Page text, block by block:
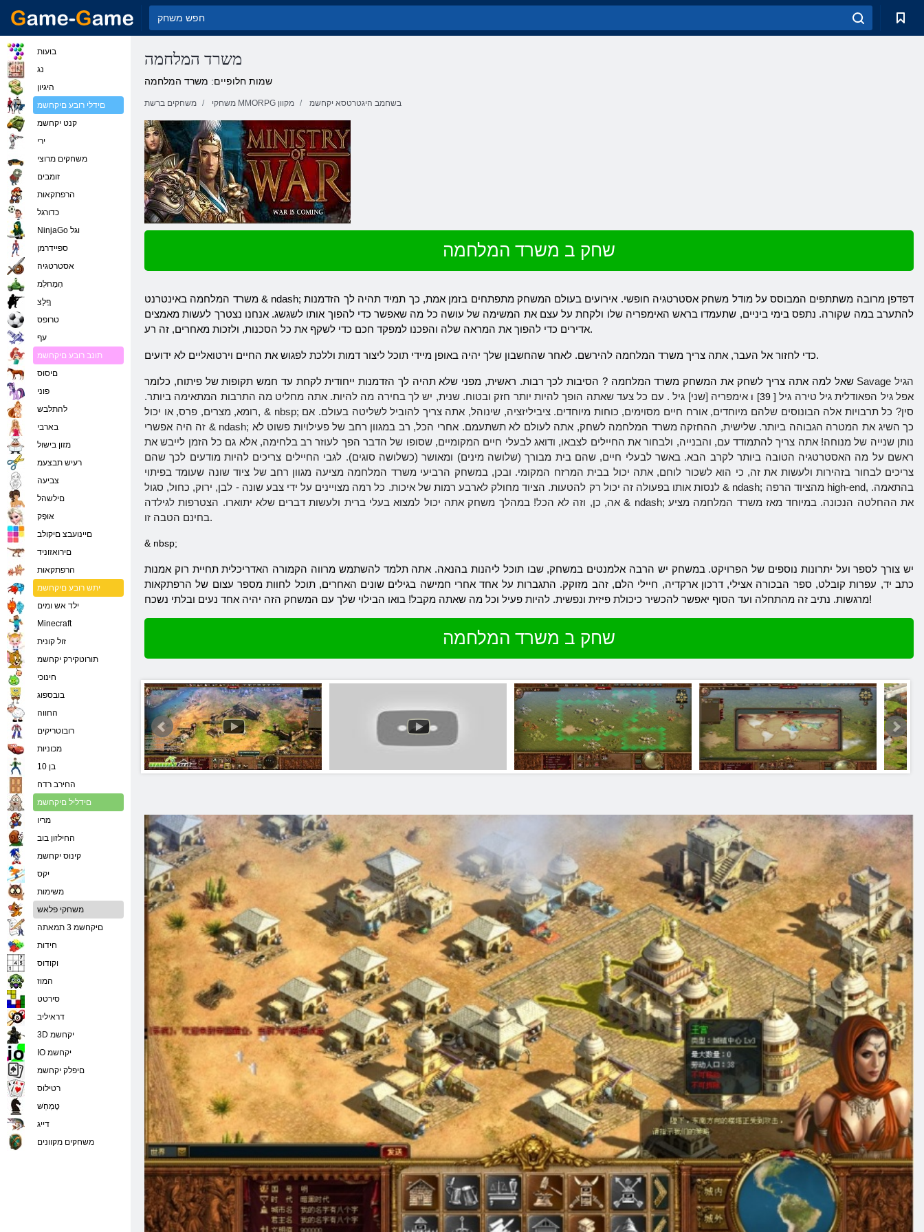
משרד המלחמה
שמות חלופיים: משרד המלחמה
משחקים ברשת משחקי MMORPG מקוון בשחמב היגטרטסא יקחשמ
שחק ב משרד המלחמה
משרד המלחמה באינטרנט & ndash; דפדפן מרובה משתתפים המבוסס על מודל משחק אסטרטגיה חופשי. אירועים בעולם המשחק מתפתחים בזמן אמת, כך תמיד תהיה לך הזדמנות
להתערב במה שקורה. נתפס בימי ביניים, שתעמדו בראש האימפריה שלו ולקחת על עצם את המשימה של עושה כל מה שאפשר כדי להפוך אותו לשגשג. אנחנו נצטרך לעשות מאמצים
אדירים כדי להפוך את המראה שלה והפכנו למפקד חכם כדי לשקף את כל הסכנות, ולזכות מאחרים, זה רע.
כדי לחזור אל העבר, אתה צריך משרד המלחמה להירשם. לאחר שהחשבון שלך יהיה באופן מיידי תוכל ליצור דמות וללכת לפגוש את החיים וירטואליים לא ידועים.
שאל למה אתה צריך לשחק את המשחק משרד המלחמה ? הסיבות לכך רבות. ראשית, מפני שלא תהיה לך הזדמנות ייחודית לקחת עד חמש תקופות של פיתוח, כלומר Savage הגיל
אפלגיל הפאודלית גיל טירה גיל [ 39] ו אימפריה [שני] גיל . עם כל צעד שאתה הופך להיות יותר חזק ובטוח. שנית, יש לך בחירה מה להיות. אתה מחליט מה התרבות המתאימה ביותר.
רומא, מצרים, פרס, או יכול, & nbsp; סין? כל תרבויות אלה הבונוסים שלהם מיוחדים, אורח חיים מסוימים, כוחות מיוחדים. ציביליזציה, שינוהל, אתה צריך להוביל לשליטה בעולם. אם
זה היה אפשרי & ndash; כך השיג את המטרה הגבוהה ביותר. שלישית, ההחזקהמשרד המלחמהלשחק, אתה לעולם לא תשתעמם. אחרי הכל, רב במגוון רחב של פעילויות פשוט לא
נותן שנייה של מנוחה! אתה צריך להתמודד עם, והבנייה, ולבחור את החיילים לצבאו, ודואג לבעלי חיים המקומיים, שסופו של הדבר הפך לעוזר רב בלחימה, אלא גם כל הזמן לייבש את
ראשם על מה האסטרטגיה הטובה ביותר לקרב הבא. באשר לבעלי חיים, שהם בית מבורך (שלושה מינים) ומאושר (כשלושה סוגים). לגבי החיילים צריכים להיות מודעים לכך שהם
צריכים לבחור בזהירות ולעשות את זה, כי הוא לשכור לוחם, אתה יכול בבית המרזח המקומי. ובכן, במשחק הרביעימשרד המלחמהמציעה מגוון רחב של ציוד שונה שעומד בפיתוי
לנסות אותו בפעולה זה יכול רק להטעות. הציוד מחולק לארבע רמות של איכות. כל רמה מצויינים על ידי צבע שונה - לבן, ירוק, כחול, סגול & ndash; מהציוד הרפה high-end, בהתאמה.
אה, כן, וזה לא הכל! במהלך משחק אתה יכול למצוא בעלי ברית ולעשות דברים שלא יתוארו. הצטרפות לגילדה & ndash; את ההחלטה הנכונה. במיוחד מאזמשרד המלחמהמציע
בחינם הטבה זו.
& nbsp;
יש צורך לספר ועל יתרונות נוספים של הפרויקט. במשחק יש הרבה אלמנטים במשחק, שבו תוכל ליהנות בהנאה. אתה תלמד להשתמש מרווה הקמורה האדריכלית תחיית רוק אמנות
כתב יד, עפרות קובלט, ספר הבכורה אצילי, דרכון ארקדיה, חיילי הלם, זהב מזוקק. התגברות על אחד אחרי חמישה בגילים שונים האחרים, תוכל לחוות מספר עצום של הרפתקאות
מרגשות. נתיב זה מהתחלה ועד הסוף יאפשר להכשיר כיכולת פיזית ונפשית. להיות פעיל וכל מה שאתה מקבל! בואו הבילוי שלך עם המשחק הזה יהיה אחד נעים ובלתי נשכח!
שחק ב משרד המלחמה
בועות
נג
היגיון
םידלי רובע םיקחשמ
קנט יקחשמ
ירי
משחקים מרוצי
זומבים
הרפתקאות
כדורגל
NinjaGo וגל
ספיידרמן
אסטרטגיה
הָמָחלִמ
ףָלַצ
טרופס
עף
תונב רובע םיקחשמ
םיסוס
פוני
להתלבש
בארבי
מזון בישול
רעיש תבצעמ
צביעה
םילשהל
אּופָק
םיינועבצ םיקולב
םירואזוניד
הרפתקאות
יתש רובע םיקחשמ
ילד אש ומים
Minecraft
זול קונית
תורוטקירק יקחשמ
חינוכי
בובספוג
החווה
רובוטריקים
מכוניות
בן 10
החירב רדח
םידליל םיקחשמ
מריו
החילזון בוב
קינוס יקחשמ
יִקס
משימות
משחקי פלאש
םיקחשמ 3 תמאתה
חידות
וקודוס
המוז
סירטט
דראיליב
3D יקחשמ
IO יקחשמ
םיפלק יקחשמ
רטילוס
טָמְחַׁש
דייג
משחקים מקוונים